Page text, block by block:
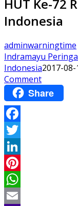
HUT Ke-72
Indonesia
adminwarningtime
Indramayu
Indonesia2017-08-
Comment
Share
Facebook
Twitter
LinkedIn
Pinterest
WhatsApp